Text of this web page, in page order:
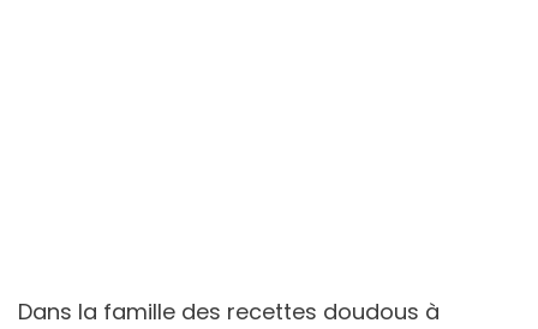
Dans la famille des recettes doudous à